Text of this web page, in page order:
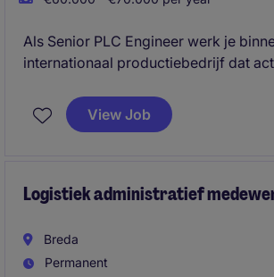
Als Senior PLC Engineer werk je
internationaal productiebedrijf dat
food- en farmaceutische sector. Je
sleutelrol in het ontwerp en de
toekomstbestendig maken van
View Job
Logistiek administratief
Breda
Permanent